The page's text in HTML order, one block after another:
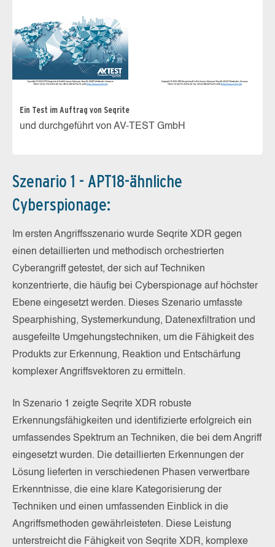
Ein Test im Auftrag von Seqrite
und durchgeführt von AV-TEST GmbH
Szenario 1 - APT18-ähnliche
Cyberspionage:
Im ersten Angriffsszenario wurde Seqrite XDR gegen
einen detaillierten und methodisch orchestrierten
Cyberangriff getestet, der sich auf Techniken
konzentrierte, die häufig bei Cyberspionage auf höchster
Ebene eingesetzt werden. Dieses Szenario umfasste
Spearphishing, Systemerkundung, Datenexfiltration und
ausgefeilte Umgehungstechniken, um die Fähigkeit des
Produkts zur Erkennung, Reaktion und Entschärfung
komplexer Angriffsvektoren zu ermitteln.
In Szenario 1 zeigte Seqrite XDR robuste
Erkennungsfähigkeiten und identifizierte erfolgreich ein
umfassendes Spektrum an Techniken, die bei dem Angriff
eingesetzt wurden. Die detaillierten Erkennungen der
Lösung lieferten in verschiedenen Phasen verwertbare
Erkenntnisse, die eine klare Kategorisierung der
Techniken und einen umfassenden Einblick in die
Angriffsmethoden gewährleisteten. Diese Leistung
unterstreicht die Fähigkeit von Seqrite XDR, komplexe